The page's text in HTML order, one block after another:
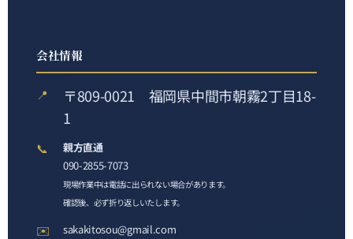
会社情報
📍
〒809-0021 福岡県中間市朝霧2丁目18-
1
📞
親方直通
090-2855-7073
現場作業中は電話に出られない場合があります。
確認後、必ず折り返しいたします。
✉️ sakakitosou@gmail.com